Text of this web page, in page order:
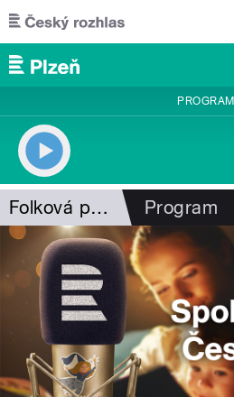
Přejít k hlavnímu obsahu
PROGRAM
Folková pohlazení Program